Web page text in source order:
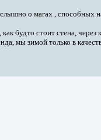
о магах ,
будто стоит стена,
мы зимой только в